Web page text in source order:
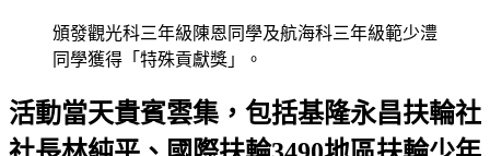
頒發觀光科三年級陳恩同學及航海科三年級範少澧
同學獲得「特殊貢獻獎」。
活動當天貴賓雲集，包括基隆永昌扶輪社